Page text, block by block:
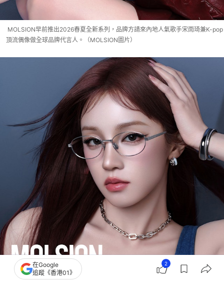
MOLSION早前推出2026春夏全新系列，品牌方請來內地人氣歌手宋雨琦兼K-pop
頂流偶像做全球品牌代言人。（MOLSION圖片）
在Google
追蹤《香港01》
2